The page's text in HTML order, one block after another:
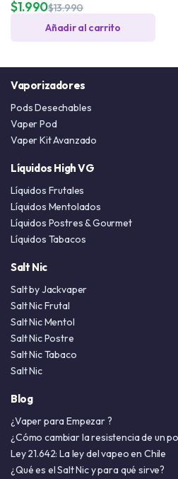
$13.990
$1.990
Añadir al carrito
Vaporizadores
Pods Desechables
Vaper Pod
Vaper Kit Avanzado
Líquidos High VG
Líquidos Frutales
Líquidos Mentolados
Líquidos Postres & Gourmet
Líquidos Tabacos
Salt Nic
Salt by Jackvaper
Salt Nic Frutal
Salt Nic Mentol
Salt Nic Postre
Salt Nic Tabaco
Salt Nic
Blog
¿Vaper para Empezar ?
¿Cómo cambiar la resistencia de un
Ley 21.642: La ley del vapeo en Chile
¿Qué es el Salt Nic y para qué sirve?